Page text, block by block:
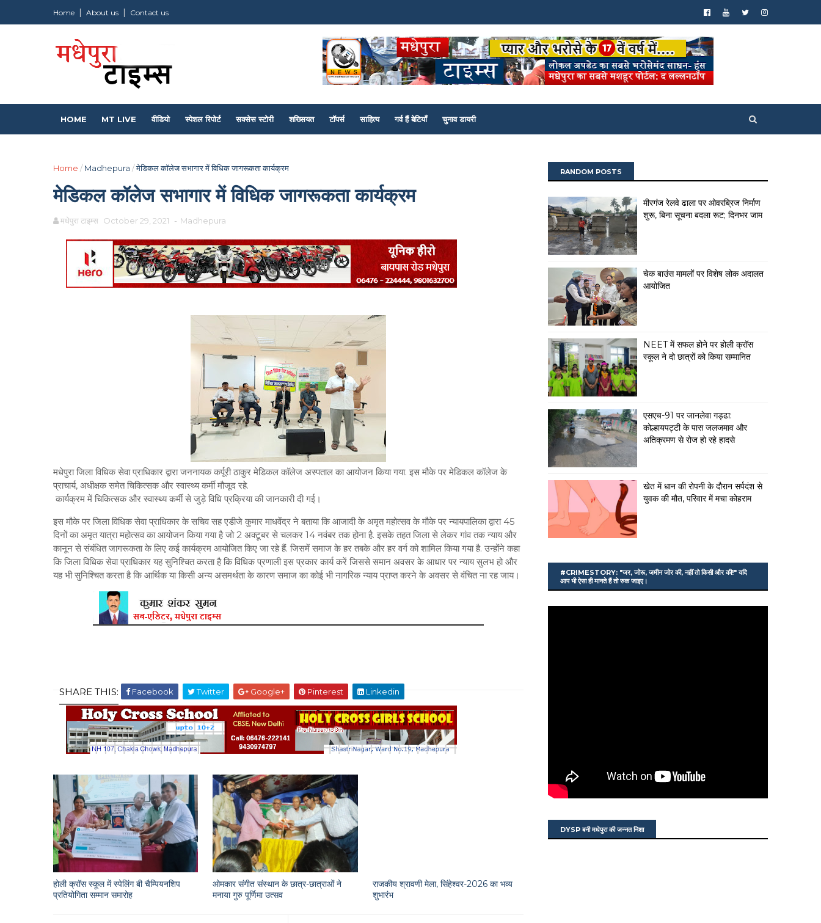
Home About us Contact us
HOME MT LIVE वीडियो स्पेशल रिपोर्ट सक्सेस स्टोरी शख्सियत टॉपर्स साहित्य गर्व हैं बेटियाँ चुनाव डायरी
Home / Madhepura /मेडिकल कॉलेज सभागार में विधिक जागरूकता कार्यक्रम
मेडिकल कॉलेज सभागार में विधिक जागरूकता कार्यक्रम
मधेपुरा टाइम्स October 29, 2021 - Madhepura
मधेपुरा जिला विधिक सेवा प्राधिकार द्वारा जननायक कर्पूरी ठाकुर मेडिकल कॉलेज अस्पताल का आयोजन किया गया. इस मौके पर मेडिकल कॉलेज के
प्राचार्य, अधीक्षक समेत चिकित्सक और स्वास्थ्य कर्मी मौजूद रहे.
कार्यक्रम में चिकित्सक और स्वास्थ्य कर्मी से जुड़े विधि प्रक्रिया की जानकारी दी गई।
इस मौके पर जिला विधिक सेवा प्राधिकार के सचिव सह एडीजे कुमार माधवेंद्र ने बताया कि आजादी के अमृत महोत्सव के मौके पर न्यायपालिका द्वारा 45
दिनों का अमृत यात्रा महोत्सव का आयोजन किया गया है जो 2 अक्टूबर से चलकर 14 नवंबर तक होना है. इसके तहत जिला से लेकर गांव तक न्याय और
कानून से संबंधित जागरूकता के लिए कई कार्यक्रम आयोजित किए जा रहे हैं. जिसमें समाज के हर तबके और हर वर्ग को शामिल किया गया है. उन्होंने कहा
कि जिला विधिक सेवा प्राधिकार यह सुनिश्चित करता है कि विधिक प्रणाली इस प्रकार कार्य करें जिससे समान अवसर के आधार पर न्याय सुलभ हो और
यह भी सुनिश्चित करता है कि आर्थिक या किसी अन्य असमर्थता के कारण समाज का कोई भी नागरिक न्याय प्राप्त करने के अवसर से वंचित ना रह जाय।
SHARE THIS: Facebook Twitter Google+ Pinterest Linkedin
होली क्रॉस स्कूल में स्पेलिंग बी चैम्पियनशिप
प्रतियोगिता सम्मान समारोह
ओमकार संगीत संस्थान के छात्र-छात्राओं ने
मनाया गुरु पूर्णिमा उत्सव
राजकीय श्रावणी मेला, सिंहेश्वर-2026 का भव्य
शुभारंभ
RANDOM POSTS
मीरगंज रेलवे ढाला पर ओवरब्रिज निर्माण
शुरू, बिना सूचना बदला रूट; दिनभर जाम
चेक बाउंस मामलों पर विशेष लोक अदालत
आयोजित
NEET में सफल होने पर होली क्रॉस
स्कूल ने दो छात्रों को किया सम्मानित
एसएच-91 पर जानलेवा गड्ढा:
कोल्हायपट्टी के पास जलजमाव और
अतिक्रमण से रोज हो रहे हादसे
खेत में धान की रोपनी के दौरान सर्पदंश से
युवक की मौत, परिवार में मचा कोहराम
#CRIMESTORY: "जर, जोरू, जमीन जोर की, नहीं तो किसी और की!" यदि
आप भी ऐसा ही मानते हैं तो रुक जाइए।
DYSP बनी मधेपुरा की जन्नत निशा